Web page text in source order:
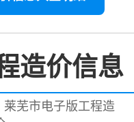
造价信息
芜市电子版工程造